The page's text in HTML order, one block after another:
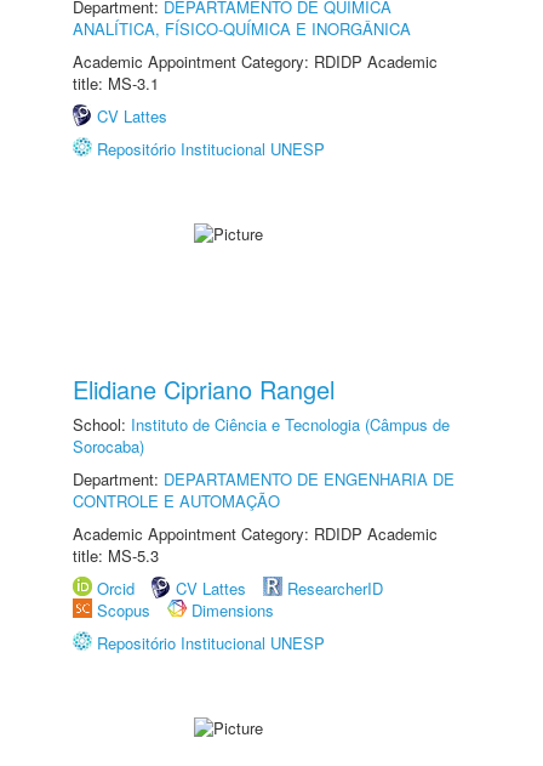
Department: DEPARTAMENTO DE QUÍMICA
ANALÍTICA, FÍSICO-QUÍMICA E INORGÂNICA
Academic Appointment Category: RDIDP Academic
title: MS-3.1
CV Lattes
Repositório Institucional UNESP
Elidiane Cipriano Rangel
School: Instituto de Ciência e Tecnologia (Câmpus de
Sorocaba)
Department: DEPARTAMENTO DE ENGENHARIA DE
CONTROLE E AUTOMAÇÃO
Academic Appointment Category: RDIDP Academic
title: MS-5.3
Orcid
CV Lattes
ResearcherID
Scopus
Dimensions
Repositório Institucional UNESP